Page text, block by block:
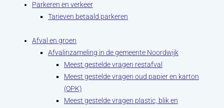
Parkeren en verkeer
Tarieven betaald parkeren
Afval en groen
Afvalinzameling in de gemeente Noordwijk
Meest gestelde vragen restafval
Meest gestelde vragen oud papier en karton
(OPK)
Meest gestelde vragen plastic, blik en